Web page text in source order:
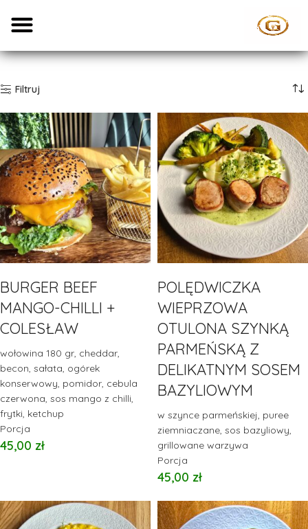
Filtruj
BURGER BEEF
MANGO-CHILLI +
COLESŁAW
wołowina 180 gr, cheddar,
becon, sałata, ogórek
konserwowy, pomidor, cebula
czerwona, sos mango z chilli,
frytki, ketchup
Porcja
45,00 zł
POLĘDWICZKA
WIEPRZOWA
OTULONA SZYNKĄ
PARMEŃSKĄ Z
DELIKATNYM SOSEM
BAZYLIOWYM
w szynce parmeńskiej, puree
ziemniaczane, sos bazyliowy,
grillowane warzywa
Porcja
45,00 zł